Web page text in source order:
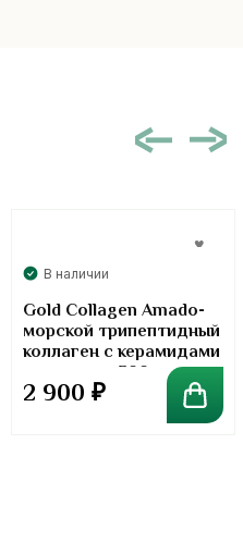
В наличии
Gold Collagen Amado-
морской трипептидный
коллаген с керамидами
в порошке. 300 грамм
2 900 ₽